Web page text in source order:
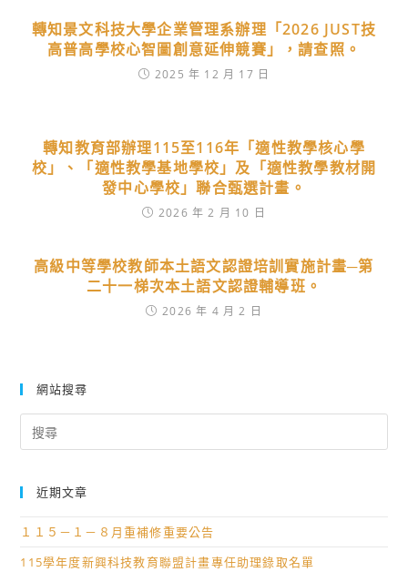
轉知景文科技大學企業管理系辦理「2026 JUST技
高普高學校心智圖創意延伸競賽」，請查照。
2025 年 12 月 17 日
轉知教育部辦理115至116年「適性教學核心學
校」、「適性教學基地學校」及「適性教學教材開
發中心學校」聯合甄選計畫。
2026 年 2 月 10 日
高級中等學校教師本土語文認證培訓實施計畫─第
二十一梯次本土語文認證輔導班。
2026 年 4 月 2 日
網站搜尋
for:
近期文章
１１５－１－８月重補修重要公告
115學年度新興科技教育聯盟計畫專任助理錄取名單